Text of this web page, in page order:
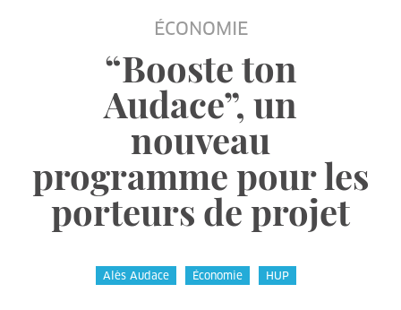
ÉCONOMIE
“Booste ton
Audace”, un
nouveau
programme pour les
porteurs de projet
Alès Audace Économie HUP